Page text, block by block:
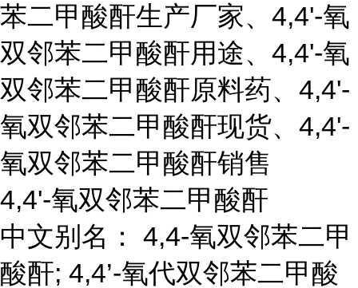
苯二甲酸酐生产厂家、4,4'-氧
双邻苯二甲酸酐用途、4,4'-氧
双邻苯二甲酸酐原料药、4,4'-
氧双邻苯二甲酸酐现货、4,4'-
氧双邻苯二甲酸酐销售
4,4'-氧双邻苯二甲酸酐
中文别名： 4,4-氧双邻苯二甲
酸酐; 4,4’-氧代双邻苯二甲酸